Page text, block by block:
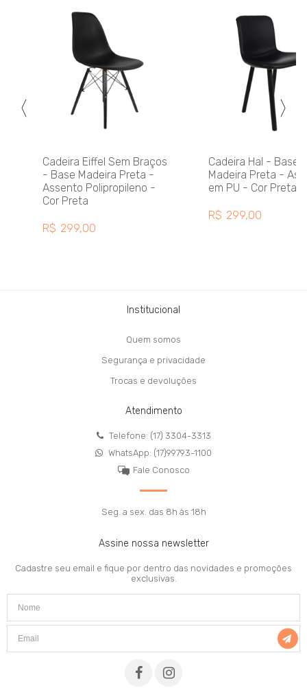
Cadeira Eiffel Sem Braços
- Base Madeira Preta -
Assento Polipropileno -
Cor Preta
R$ 299,00
Cadeira Hal - Base
Madeira Preta -
em PU - Cor Preta
R$ 299,00
Institucional
Quem somos
Segurança e privacidade
Trocas e devoluções
Atendimento
Telefone: (17) 3304-3313
WhatsApp: (17)99793-1100
Fale Conosco
Seg. a sex. das 8h às 18h
Assine nossa newsletter
Cadastre seu email e fique por dentro das novidades e promoções
exclusivas.